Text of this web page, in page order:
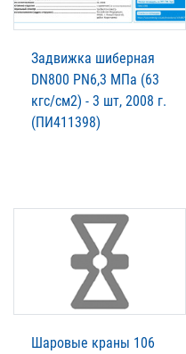
Задвижка шиберная
DN800 PN6,3 МПа (63
кгс/см2) - 3 шт, 2008 г.
(ПИ411398)
Шаровые краны 106